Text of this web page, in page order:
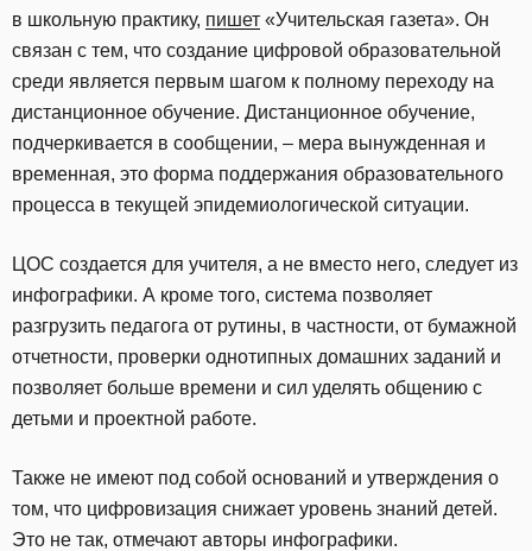
в школьную практику, пишет «Учительская газета». Он
связан с тем, что создание цифровой образовательной
среди является первым шагом к полному переходу на
дистанционное обучение. Дистанционное обучение,
подчеркивается в сообщении, – мера вынужденная и
временная, это форма поддержания образовательного
процесса в текущей эпидемиологической ситуации.
ЦОС создается для учителя, а не вместо него, следует из
инфографики. А кроме того, система позволяет
разгрузить педагога от рутины, в частности, от бумажной
отчетности, проверки однотипных домашних заданий и
позволяет больше времени и сил уделять общению с
детьми и проектной работе.
Также не имеют под собой оснований и утверждения о
том, что цифровизация снижает уровень знаний детей.
Это не так, отмечают авторы инфографики.